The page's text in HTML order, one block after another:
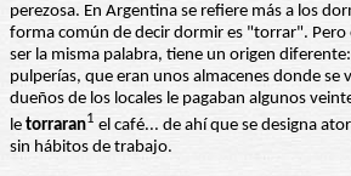
perezosa. En Argentina se refiere más a los
forma común de decir dormir es "torrar". Pero
ser la misma palabra, tiene un origen
pulperías, que eran unos almacenes donde se
dueños de los locales le pagaban algunos
le torraran1 el café... de ahí que se designa
sin hábitos de trabajo.